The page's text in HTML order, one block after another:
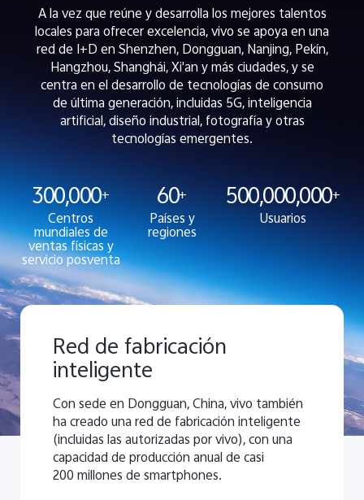
A la vez que reúne y desarrolla los mejores talentos
locales para ofrecer excelencia, vivo se apoya en una
red de I+D en Shenzhen, Dongguan, Nanjing, Pekín,
Hangzhou, Shanghái, Xi'an y más ciudades, y se
centra en el desarrollo de tecnologías de consumo
de última generación, incluidas 5G, inteligencia
artificial, diseño industrial, fotografía y otras
tecnologías emergentes.
300,000+
Centros
mundiales de
ventas físicas y
servicio posventa
60+
Países y
regiones
500,000,000+
Usuarios
Red de fabricación
inteligente
Con sede en Dongguan, China, vivo también
ha creado una red de fabricación inteligente
(incluidas las autorizadas por vivo), con una
capacidad de producción anual de casi
200 millones de smartphones.